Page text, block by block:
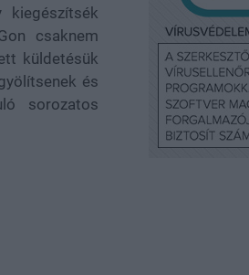
kiegészítsék
csaknem
küldetésük
és
sorozatos